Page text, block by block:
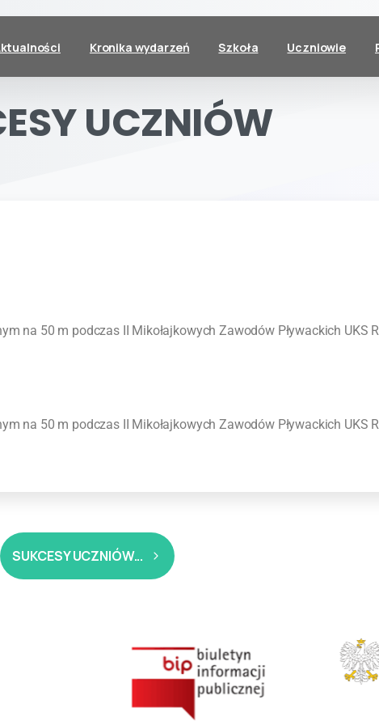
Kronika wydarzeń Szkoła Uczniowie
UCZNIÓW
na 50 m podczas II Mikołajkowych Zawodów Pływackich UKS
na 50 m podczas II Mikołajkowych Zawodów Pływackich UKS
SUKCESY UCZNIÓW...